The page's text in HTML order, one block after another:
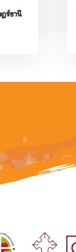
ร์ธานี